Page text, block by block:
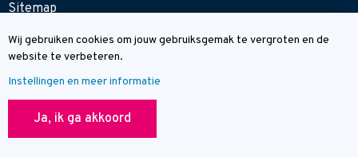
Cookie melding
Wij gebruiken cookies om jouw gebruiksgemak te vergroten en de
website te verbeteren.
Instellingen en meer informatie
Ja, ik ga akkoord
© Wegwijzer Hart van Brabant
Sitemap
Contact